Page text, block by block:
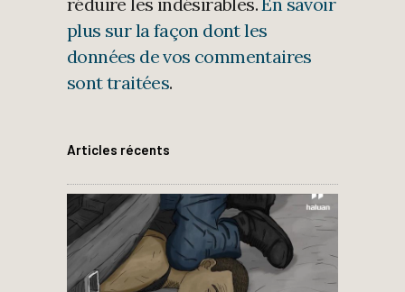
plus sur la façon dont les
données de vos commentaires
sont traitées.
Articles récents